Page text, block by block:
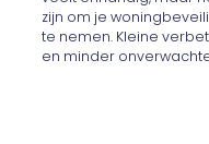
zijn om je
te nemen. Kleine
en minder